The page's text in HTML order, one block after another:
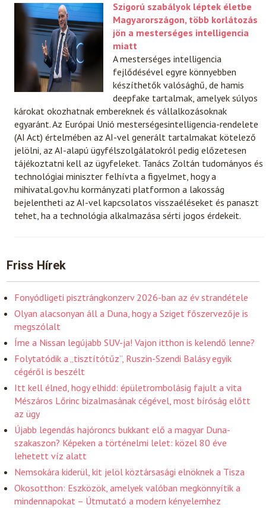
Szigorú szabályok léptek életbe
Magyarországon, több korlátozás
jön a mesterséges intelligencia
miatt
A mesterséges intelligencia
fejlődésével egyre könnyebben
készíthetők valósághű, de hamis
deepfake tartalmak, amelyek súlyos
károkat okozhatnak embereknek és vállalkozásoknak
egyaránt. Az Európai Unió mesterségesintelligencia-rendelete
(AI Act) értelmében az AI-vel generált tartalmakat kötelező
jelölni, az AI-alapú ügyfélszolgálatokról pedig előzetesen
tájékoztatni kell az ügyfeleket. Tanács Zoltán tudományos és
technológiai miniszter felhívta a figyelmet, hogy a
mihivatal.gov.hu kormányzati platformon a lakosság
bejelentheti az AI-vel kapcsolatos visszaéléseket és panaszt
tehet, ha a technológia alkalmazása sérti jogos érdekeit.
Friss Hírek
Fonyódligeti pisztrángkonzerv 2026-ban az év strandétele
Olyan alacsonyan áll a Duna, hogy a Sziget főszervezője is
megszólalt
Íme a Nissan legújabb SUV-ja! Vajon itthon is kelendő lenne?
Folytatódik a „tisztítótűz”, Ruszin-Szendi Balásy egyik
cégéről is beszélt
Itt kell élned, hogy elhidd: épületrombolásig fajult a vita
Mészáros Lőrinc bizalmasának cégével, most bíróság előtt
az ügy
Újabb legendás hajóroncs bukkant elő a magyar Duna-
szakaszon? Képeken a történelmi lelet: közel 80 éve
lehetett víz alatt
Nemsokára kiderül, kit jelöl köztársasági elnöknek a Tisza
Okosotthon: Eszközök, amelyek valóban megkönnyítik a
mindennapokat – Útmutató a modern kényelemhez